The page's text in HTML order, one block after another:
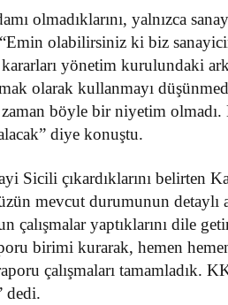
olmadıklarını, yalnızca
olabilirsiniz ki biz
yönetim kurulundaki
olarak kullanmayı
böyle bir niyetim
diye konuştu.
Sicili çıkardıklarını belirten
mevcut durumunun detaylı
çalışmalar yaptıklarını dile
birimi kurarak, hemen
çalışmaları tamamladık.
dedi.